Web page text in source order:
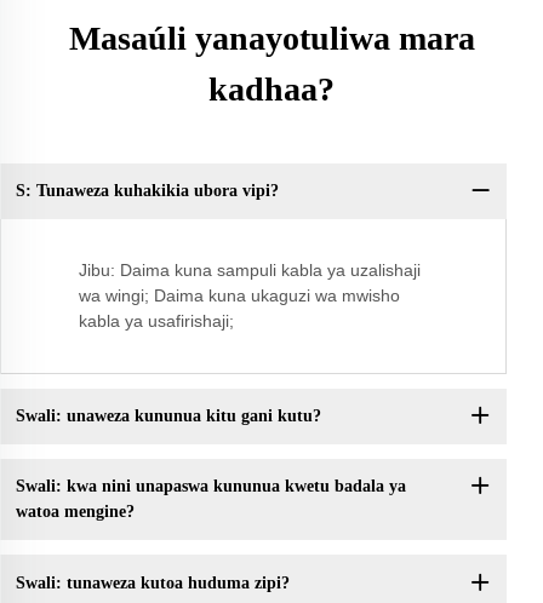
Masaúli yanayotuliwa mara
kadhaa?
S: Tunaweza kuhakikia ubora vipi?
Jibu: Daima kuna sampuli kabla ya uzalishaji
wa wingi; Daima kuna ukaguzi wa mwisho
kabla ya usafirishaji;
Swali: unaweza kununua kitu gani kutu?
Swali: kwa nini unapaswa kununua kwetu badala ya
watoa mengine?
Swali: tunaweza kutoa huduma zipi?